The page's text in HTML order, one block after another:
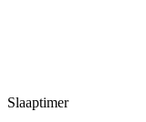
Slaaptimer